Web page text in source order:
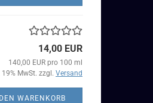
14,00 EUR
140,00 EUR pro 100 ml
19% MwSt. zzgl. Versand
WARENKORB